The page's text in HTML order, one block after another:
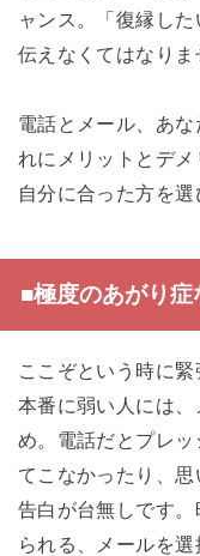
ャンス。「復縁し
伝えなくてはなりま
電話とメール、あ
れにメリットとデメ
自分に合った方を選
■極度のあがり
ここぞという時に
本番に弱い人には
め。電話だとプレ
てこなかったり、思
告白が台無しです
られる、メールを選